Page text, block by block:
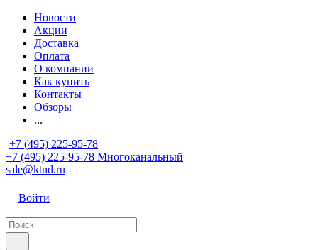
Новости
Акции
Доставка
Оплата
О компании
Как купить
Контакты
Обзоры
...
+7 (495) 225-95-78
+7 (495) 225-95-78 Многоканальный
sale@ktnd.ru
Войти